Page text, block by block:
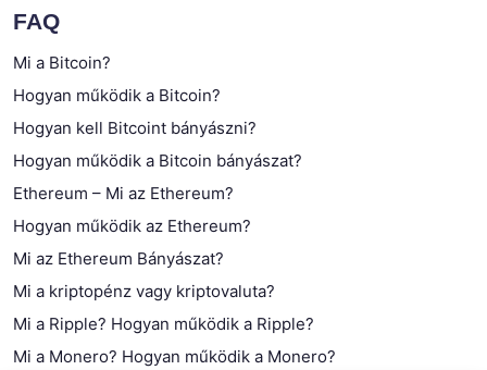
FAQ
Mi a Bitcoin?
Hogyan működik a Bitcoin?
Hogyan kell Bitcoint bányászni?
Hogyan működik a Bitcoin bányászat?
Ethereum – Mi az Ethereum?
Hogyan működik az Ethereum?
Mi az Ethereum Bányászat?
Mi a kriptopénz vagy kriptovaluta?
Mi a Ripple? Hogyan működik a Ripple?
Mi a Monero? Hogyan működik a Monero?